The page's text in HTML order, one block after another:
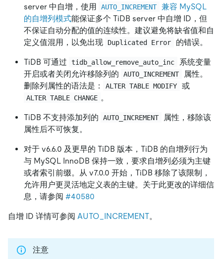
server 中自增，使用
AUTO_INCREMENT 兼容 MySQL
的自增列模式能保证多个 TiDB server 中自增 ID，但
不保证自动分配的值的连续性。建议避免将缺省值和自
定义值混用，以免出现
Duplicated Error 的错误。
TiDB 可通过 tidb_allow_remove_auto_inc
系统变量
开启或者关闭允许移除列的
AUTO_INCREMENT
属性。
删除列属性的语法是：
ALTER TABLE MODIFY 或
ALTER TABLE CHANGE 。
TiDB 不支持添加列的 AUTO_INCREMENT
属性，移除该
属性后不可恢复。
对于 v6.6.0 及更早的 TiDB 版本，TiDB 的自增列行为
与 MySQL InnoDB 保持一致，要求自增列必须为主键
或者索引前缀。从 v7.0.0 开始，TiDB 移除了该限制，
允许用户更灵活地定义表的主键。关于此更改的详细信
息，请参阅 #40580
自增 ID 详情可参阅 AUTO_INCREMENT。
注意